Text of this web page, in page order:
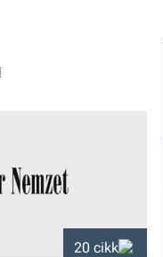
20 cikk